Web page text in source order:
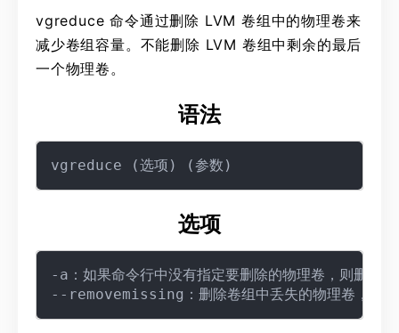
vgreduce 命令通过删除 LVM 卷组中的物理卷来
减少卷组容量。不能删除 LVM 卷组中剩余的最后
一个物理卷。
语法
选项
-a：如果命令行中没有指定要删除的物理卷，则删除